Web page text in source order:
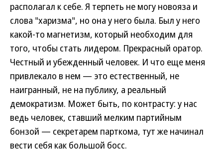
располагал к себе. Я терпеть не могу новояза и
слова "харизма", но она у него была. Был у него
какой-то магнетизм, который необходим для
того, чтобы стать лидером. Прекрасный оратор.
Честный и убежденный человек. И что еще меня
привлекало в нем — это естественный, не
наигранный, не на публику, а реальный
демократизм. Может быть, по контрасту: у нас
ведь человек, ставший мелким партийным
бонзой — секретарем парткома, тут же начинал
вести себя как большой босс.